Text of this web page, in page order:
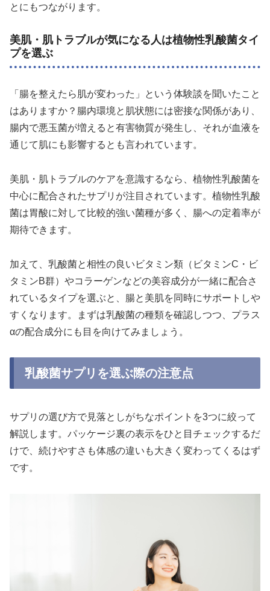
とにもつながります。
美肌・肌トラブルが気になる人は植物性乳酸菌タイ
プを選ぶ
「腸を整えたら肌が変わった」という体験談を聞いたこと
はありますか？腸内環境と肌状態には密接な関係があり、
腸内で悪玉菌が増えると有害物質が発生し、それが血液を
通じて肌にも影響するとも言われています。
美肌・肌トラブルのケアを意識するなら、植物性乳酸菌を
中心に配合されたサプリが注目されています。植物性乳酸
菌は胃酸に対して比較的強い菌種が多く、腸への定着率が
期待できます。
加えて、乳酸菌と相性の良いビタミン類（ビタミンC・ビ
タミンB群）やコラーゲンなどの美容成分が一緒に配合さ
れているタイプを選ぶと、腸と美肌を同時にサポートしや
すくなります。まずは乳酸菌の種類を確認しつつ、プラス
αの配合成分にも目を向けてみましょう。
乳酸菌サプリを選ぶ際の注意点
サプリの選び方で見落としがちなポイントを3つに絞って
解説します。パッケージ裏の表示をひと目チェックするだ
けで、続けやすさも体感の違いも大きく変わってくるはず
です。